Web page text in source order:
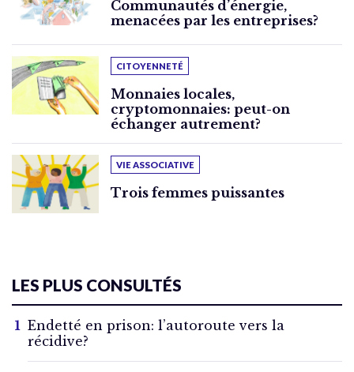
Communautés d’énergie,
menacées par les entreprises?
CITOYENNETÉ
Monnaies locales,
cryptomonnaies: peut-on
échanger autrement?
VIE ASSOCIATIVE
Trois femmes puissantes
LES PLUS CONSULTÉS
Endetté en prison: l’autoroute vers la
récidive?